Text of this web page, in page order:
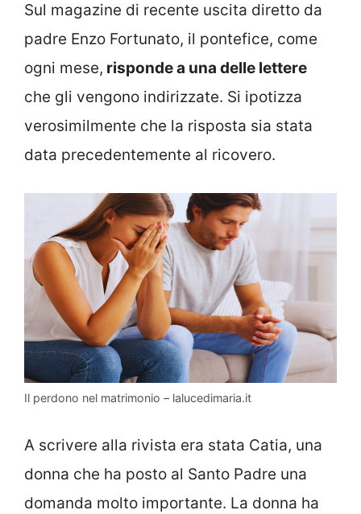
Sul magazine di recente uscita diretto da
padre Enzo Fortunato, il pontefice, come
ogni mese, risponde a una delle lettere
che gli vengono indirizzate. Si ipotizza
verosimilmente che la risposta sia stata
data precedentemente al ricovero.
Il perdono nel matrimonio – lalucedimaria.it
A scrivere alla rivista era stata Catia, una
donna che ha posto al Santo Padre una
domanda molto importante. La donna ha